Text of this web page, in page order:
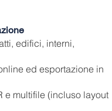
edifici, interni,
ed esportazione in
e multifile (incluso layout